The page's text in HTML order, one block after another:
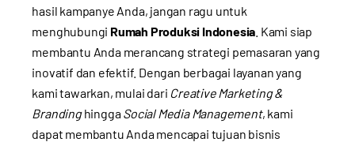
hasil kampanye Anda, jangan ragu untuk
menghubungi Rumah Produksi Indonesia . Kami siap
membantu Anda merancang strategi pemasaran yang
inovatif dan efektif. Dengan berbagai layanan yang
kami tawarkan, mulai dari Creative Marketing &
BrandinghinggaSocial Media Management, kami
dapat membantu Anda mencapai tujuan bisnis